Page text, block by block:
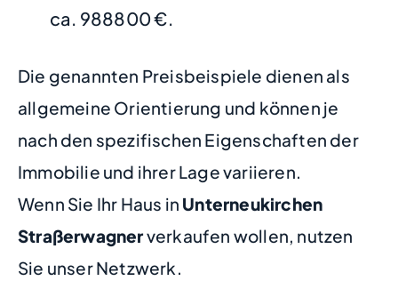
ca. 988800 €.
Die genannten Preisbeispiele dienen als
allgemeine Orientierung und können je
nach den spezifischen Eigenschaften der
Immobilie und ihrer Lage variieren.
Wenn Sie Ihr Haus in Unterneukirchen
Straßerwagnerverkaufen wollen, nutzen
Sie unser Netzwerk.